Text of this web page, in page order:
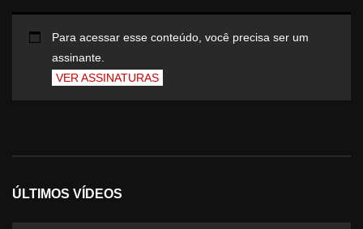
Para acessar esse conteúdo, você precisa ser um
assinante.
VER ASSINATURAS
ÚLTIMOS VÍDEOS